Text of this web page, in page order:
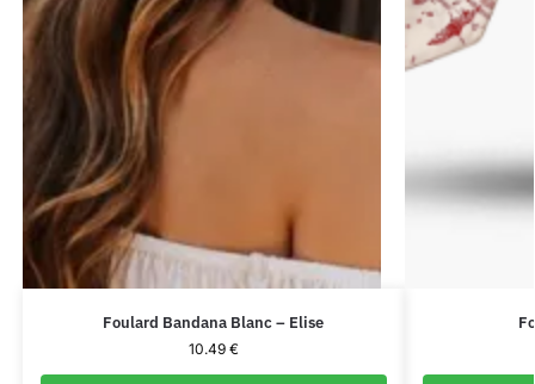
Foulard Bandana Blanc – Elise
10.49 €